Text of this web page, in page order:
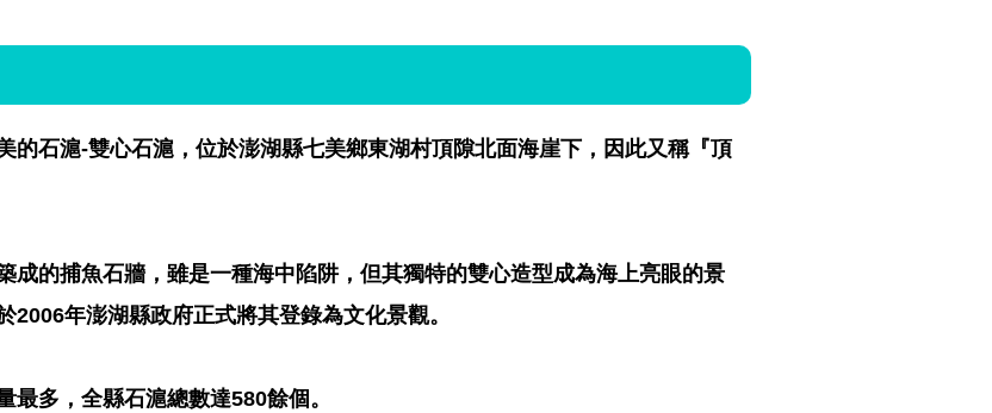
的石滬-雙心石滬，位於澎湖縣七美鄉東湖村頂隙北面海崖下，因此又稱『頂
成的捕魚石牆，雖是一種海中陷阱，但其獨特的雙心造型成為海上亮眼的景
年澎湖縣政府正式將其登錄為文化景觀。
多，全縣石滬總數達580餘個。